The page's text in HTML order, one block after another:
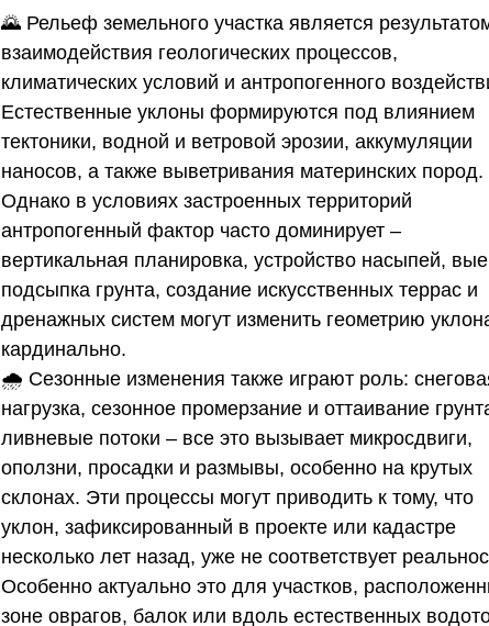
🌄 Рельеф земельного участка является
взаимодействия геологических процессов,
климатических условий и антропогенного
Естественные уклоны формируются под влиянием
тектоники, водной и ветровой эрозии, аккумуляции
наносов, а также выветривания материнских пород.
Однако в условиях застроенных территорий
антропогенный фактор часто доминирует –
вертикальная планировка, устройство насыпей,
подсыпка грунта, создание искусственных террас и
дренажных систем могут изменить геометрию
кардинально.
🌧️ Сезонные изменения также играют роль:
нагрузка, сезонное промерзание и оттаивание
ливневые потоки – все это вызывает микросдвиги,
оползни, просадки и размывы, особенно на крутых
склонах. Эти процессы могут приводить к тому, что
уклон, зафиксированный в проекте или кадастре
несколько лет назад, уже не соответствует
Особенно актуально это для участков,
зоне оврагов, балок или вдоль естественных